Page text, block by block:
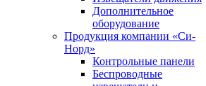
Дополнительное
оборудование
Продукция компании «Си-
Норд»
Контрольные панели
Беспроводные